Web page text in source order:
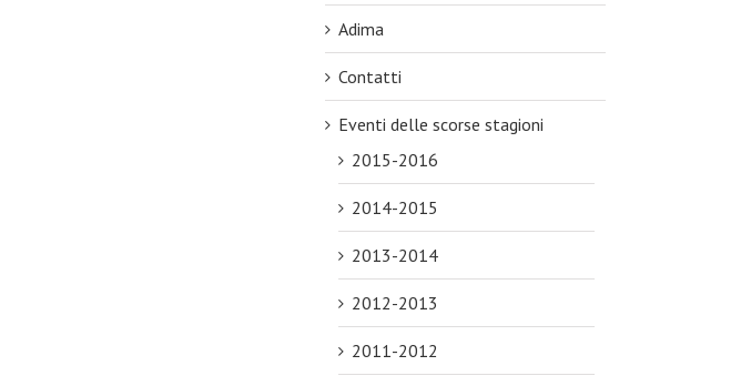
Adima
Contatti
Eventi delle scorse stagioni
2015-2016
2014-2015
2013-2014
2012-2013
2011-2012